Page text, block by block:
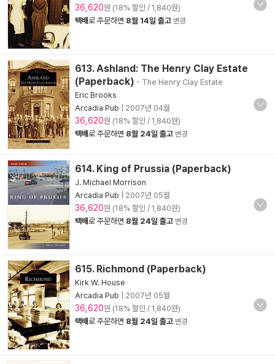
36,620원 (18% 할인 / 1,840원)
택배로 주문하면 8월 14일 출고 변경
613. Ashland: The Henry Clay Estate
(Paperback) - The Henry Clay Estate
Eric Brooks
Arcadia Pub
2007년 04월
36,620원 (18% 할인 / 1,840원)
택배로 주문하면 8월 24일 출고 변경
614. King of Prussia (Paperback)
J. Michael Morrison
Arcadia Pub
2007년 05월
36,620원 (18% 할인 / 1,840원)
택배로 주문하면 8월 24일 출고 변경
615. Richmond (Paperback)
Kirk W. House
Arcadia Pub
2007년 05월
36,620원 (18% 할인 / 1,840원)
택배로 주문하면 8월 24일 출고 변경